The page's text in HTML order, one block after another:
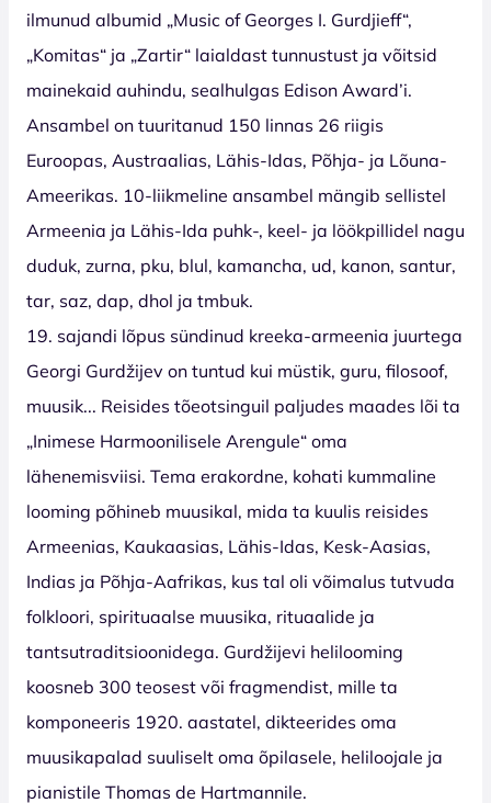
ilmunud albumid „Music of Georges I. Gurdjieff“,
„Komitas“ ja „Zartir“ laialdast tunnustust ja võitsid
mainekaid auhindu, sealhulgas Edison Award’i.
Ansambel on tuuritanud 150 linnas 26 riigis
Euroopas, Austraalias, Lähis-Idas, Põhja- ja Lõuna-
Ameerikas. 10-liikmeline ansambel mängib sellistel
Armeenia ja Lähis-Ida puhk-, keel- ja löökpillidel nagu
duduk, zurna, pku, blul, kamancha, ud, kanon, santur,
tar, saz, dap, dhol ja tmbuk.
19. sajandi lõpus sündinud kreeka-armeenia juurtega
Georgi Gurdžijev on tuntud kui müstik, guru, filosoof,
muusik... Reisides tõeotsinguil paljudes maades lõi ta
„Inimese Harmoonilisele Arengule“ oma
lähenemisviisi. Tema erakordne, kohati kummaline
looming põhineb muusikal, mida ta kuulis reisides
Armeenias, Kaukaasias, Lähis-Idas, Kesk-Aasias,
Indias ja Põhja-Aafrikas, kus tal oli võimalus tutvuda
folkloori, spirituaalse muusika, rituaalide ja
tantsutraditsioonidega. Gurdžijevi helilooming
koosneb 300 teosest või fragmendist, mille ta
komponeeris 1920. aastatel, dikteerides oma
muusikapalad suuliselt oma õpilasele, heliloojale ja
pianistile Thomas de Hartmannile.